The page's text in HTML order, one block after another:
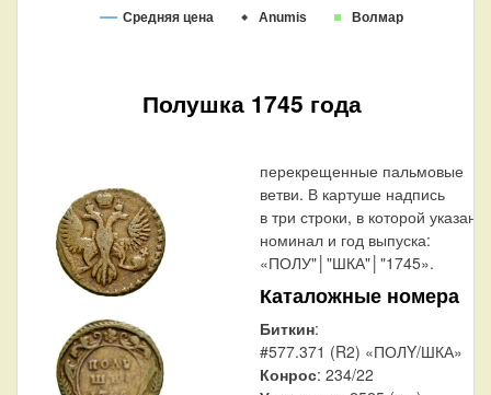
Средняя цена Anumis Волмар
Полушка 1745 года
перекрещенные пальмовые
ветви. В картуше надпись
в три строки, в которой указан
номинал и год выпуска:
«ПОЛУ"│"ШКА"│"1745».
Каталожные номера
Биткин:
#577.371 (R2) «ПОЛY/ШКА»
Конрос: 234/22